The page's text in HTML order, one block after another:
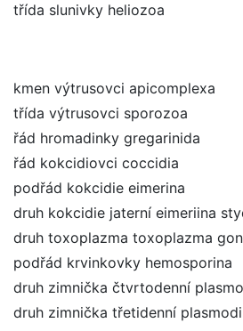
třída slunivky heliozoa
kmen výtrusovci apicomplexa
třída výtrusovci sporozoa
řád hromadinky gregarinida
řád kokcidiovci coccidia
podřád kokcidie eimerina
druh kokcidie jaterní eimeriina
druh toxoplazma toxoplazma
podřád krvinkovky hemosporina
druh zimnička čtvrtodenní
druh zimnička třetidenní